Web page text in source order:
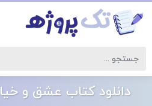
دانلود کتاب عشق و